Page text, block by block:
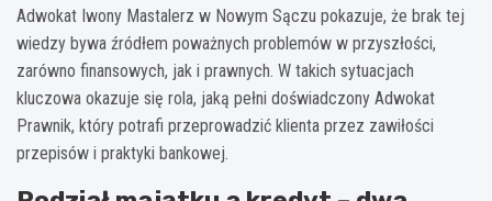
Adwokat Iwony Mastalerz w Nowym Sączu pokazuje, że brak tej
wiedzy bywa źródłem poważnych problemów w przyszłości,
zarówno finansowych, jak i prawnych. W takich sytuacjach
kluczowa okazuje się rola, jaką pełni doświadczony Adwokat
Prawnik, który potrafi przeprowadzić klienta przez zawiłości
przepisów i praktyki bankowej.